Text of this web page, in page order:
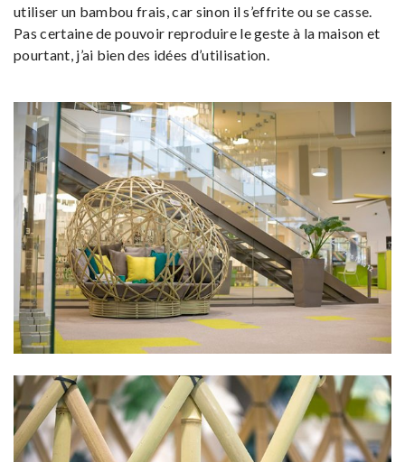
utiliser un bambou frais, car sinon il s’effrite ou se casse.
Pas certaine de pouvoir reproduire le geste à la maison et
pourtant, j’ai bien des idées d’utilisation.